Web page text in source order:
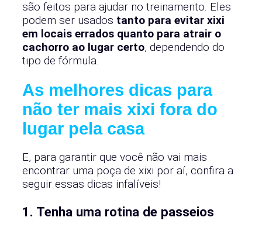
são feitos para ajudar no treinamento. Eles
podem ser usados tanto para evitar xixi
em locais errados quanto para atrair o
cachorro ao lugar certo, dependendo do
tipo de fórmula.
As melhores dicas para
não ter mais xixi fora do
lugar pela casa
E, para garantir que você não vai mais
encontrar uma poça de xixi por aí, confira a
seguir essas dicas infalíveis!
1. Tenha uma rotina de passeios